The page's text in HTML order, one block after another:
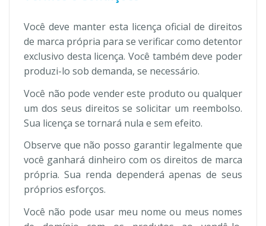
Você deve manter esta licença oficial de direitos
de marca própria para se verificar como detentor
exclusivo desta licença. Você também deve poder
produzi-lo sob demanda, se necessário.
Você não pode vender este produto ou qualquer
um dos seus direitos se solicitar um reembolso.
Sua licença se tornará nula e sem efeito.
Observe que não posso garantir legalmente que
você ganhará dinheiro com os direitos de marca
própria. Sua renda dependerá apenas de seus
próprios esforços.
Você não pode usar meu nome ou meus nomes